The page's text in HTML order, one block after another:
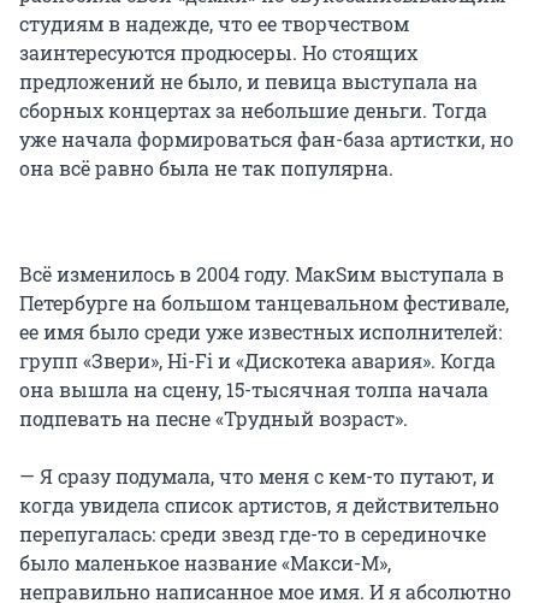
студиям в надежде, что ее творчеством
заинтересуются продюсеры. Но стоящих
предложений не было, и певица выступала на
сборных концертах за небольшие деньги. Тогда
уже начала формироваться фан-база артистки, но
она всё равно была не так популярна.
Всё изменилось в 2004 году. МакSим выступала в
Петербурге на большом танцевальном фестивале,
ее имя было среди уже известных исполнителей:
групп «Звери», Нi-Fi и «Дискотека авария». Когда
она вышла на сцену, 15-тысячная толпа начала
подпевать на песне «Трудный возраст».
— Я сразу подумала, что меня с кем-то путают, и
когда увидела список артистов, я действительно
перепугалась: среди звезд где-то в серединочке
было маленькое название «Макси-М»,
неправильно написанное мое имя. И я абсолютно